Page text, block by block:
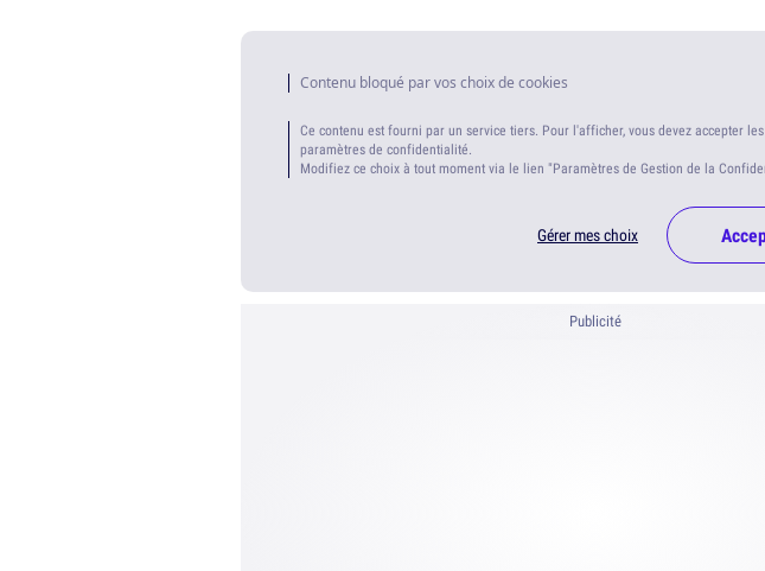
Contenu bloqué par vos choix de cookies
Ce contenu est fourni par un service tiers. Pour l'afficher, vous devez accepter
paramètres de confidentialité.
Modifiez ce choix à tout moment via le lien "Paramètres de Gestion de la
Gérer mes choix
Publicité